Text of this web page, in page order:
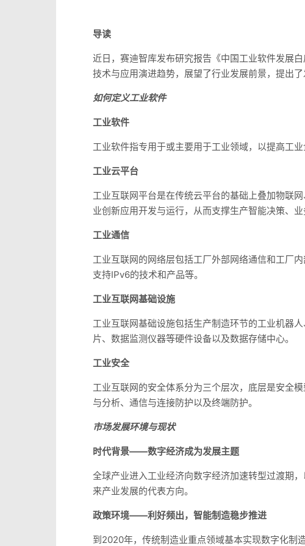
导读
近日，赛迪智库发布研究报告《中国工业软件发展
技术与应用演进趋势，展望了行业发展前景，提出了
如何定义工业软件
工业软件
工业软件指专用于或主要用于工业领域，以提高工
工业云平台
工业互联网平台是在传统云平台的基础上叠加物联
业创新应用开发与运行，从而支撑生产智能决策、
工业通信
工业互联网的网络层包括工厂外部网络通信和工厂
支持IPv6的技术和产品等。
工业互联网基础设施
工业互联网基础设施包括生产制造环节的工业机器
片、数据监测仪器等硬件设备以及数据存储中心。
工业安全
工业互联网的安全体系分为三个层次，底层是安全
与分析、通信与连接防护以及终端防护。
市场发展环境与现状
时代背景——数字经济成为发展主题
全球产业进入工业经济向数字经济加速转型过渡期
来产业发展的代表方向。
政策环境——利好频出，智能制造稳步推进
到2020年，传统制造业重点领域基本实现数字化制